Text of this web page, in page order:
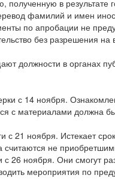
в результате
фамилий и имен
по апробации не
без разрешения
должности в органах
с 14 ноября.
с материалами должна
21 ноября. Истекает
считаются не
26 ноября. Они смогут
мероприятия по